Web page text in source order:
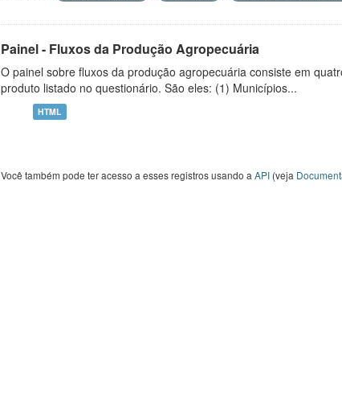
Painel - Fluxos da Produção Agropecuária
O painel sobre fluxos da produção agropecuária consiste em
produto listado no questionário. São eles: (1) Municípios...
HTML
Você também pode ter acesso a esses registros usando a API (veja